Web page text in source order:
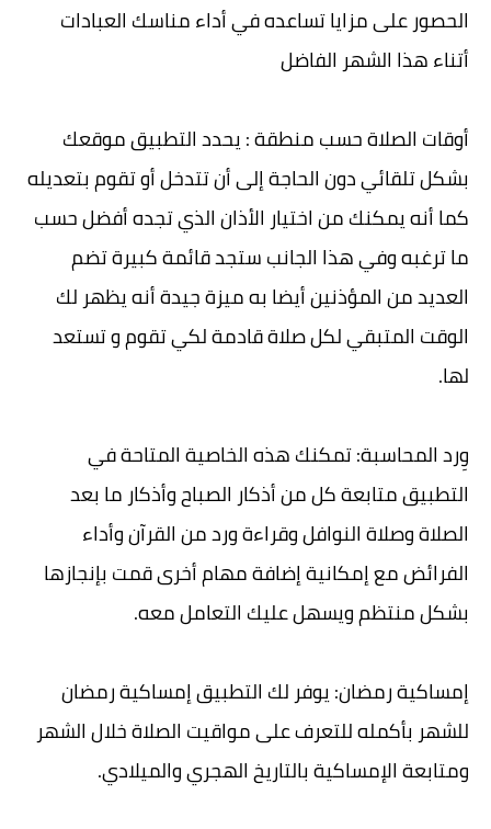
الحصور على مزايا تساعده في أداء مناسك العبادات
أتناء هذا الشهر الفاضل
أوقات الصلاة حسب منطقة : يحدد التطبيق موقعك
بشكل تلقائي دون الحاجة إلى أن تتدخل أو تقوم بتعديله
كما أنه يمكنك من اختيار الأذان الذي تجده أفضل حسب
ما ترغبه وفي هذا الجانب ستجد قائمة كبيرة تضم
العديد من المؤذنين أيضا به ميزة جيدة أنه يظهر لك
الوقت المتبقي لكل صلاة قادمة لكي تقوم و تستعد
لها.
وِرد المحاسبة: تمكنك هذه الخاصية المتاحة في
التطبيق متابعة كل من أذكار الصباح وأذكار ما بعد
الصلاة وصلاة النوافل وقراءة ورد من القرآن وأداء
الفرائض مع إمكانية إضافة مهام أخرى قمت بإنجازها
بشكل منتظم ويسهل عليك التعامل معه.
إمساكية رمضان: يوفر لك التطبيق إمساكية رمضان
للشهر بأكمله للتعرف على مواقيت الصلاة خلال الشهر
ومتابعة الإمساكية بالتاريخ الهجري والميلادي.